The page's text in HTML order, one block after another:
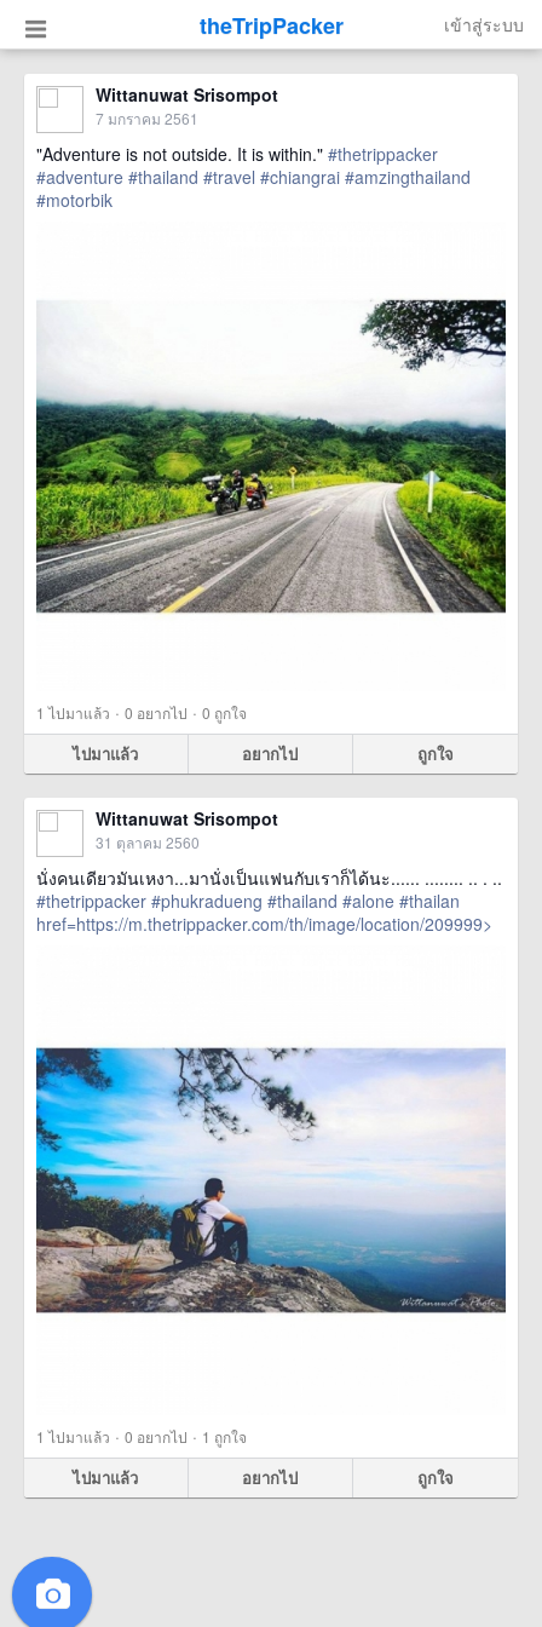
theTripPacker เข้าสู่ระบบ
Wittanuwat Srisompot
7 มกราคม 2561
"Adventure is not outside. It is within." #thetrippacker
#adventure #thailand #travel #chiangrai #amzingthailand
#motorbik
1 ไปมาแล้ว · 0 อยากไป · 0 ถูกใจ
ไปมาแล้ว อยากไป ถูกใจ
Wittanuwat Srisompot
31 ตุลาคม 2560
นั่งคนเดียวมันเหงา...มานั่งเป็นแฟนกับเราก็ได้นะ...... ........ .. . ..
#thetrippacker #phukradueng #thailand #alone #thailan
href=https://m.thetrippacker.com/th/image/location/209999>
1 ไปมาแล้ว · 0 อยากไป · 1 ถูกใจ
ไปมาแล้ว อยากไป ถูกใจ